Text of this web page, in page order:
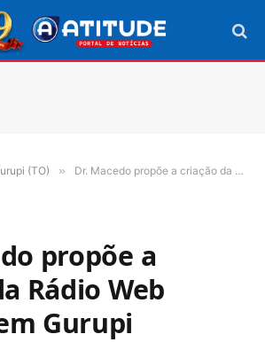
(TO) » Dr. Macedo propõe a criação da Rádio Web Câmara em Gurupi
propõe a
Rádio Web
Gurupi